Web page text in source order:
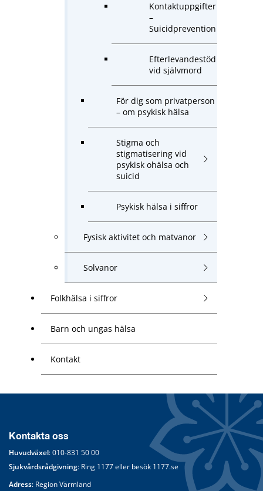
Kontaktuppgifter
–
Suicidprevention
Efterlevandestöd
vid självmord
För dig som privatperson
– om psykisk hälsa
Stigma och
stigmatisering vid
psykisk ohälsa och
suicid
Psykisk hälsa i siffror
Fysisk aktivitet och matvanor
Solvanor
Folkhälsa i siffror
Barn och ungas hälsa
Kontakt
Kontakta oss
Huvudväxel: 010-831 50 00
Sjukvårdsrådgivning: Ring 1177 eller besök 1177.se
Adress: Region Värmland